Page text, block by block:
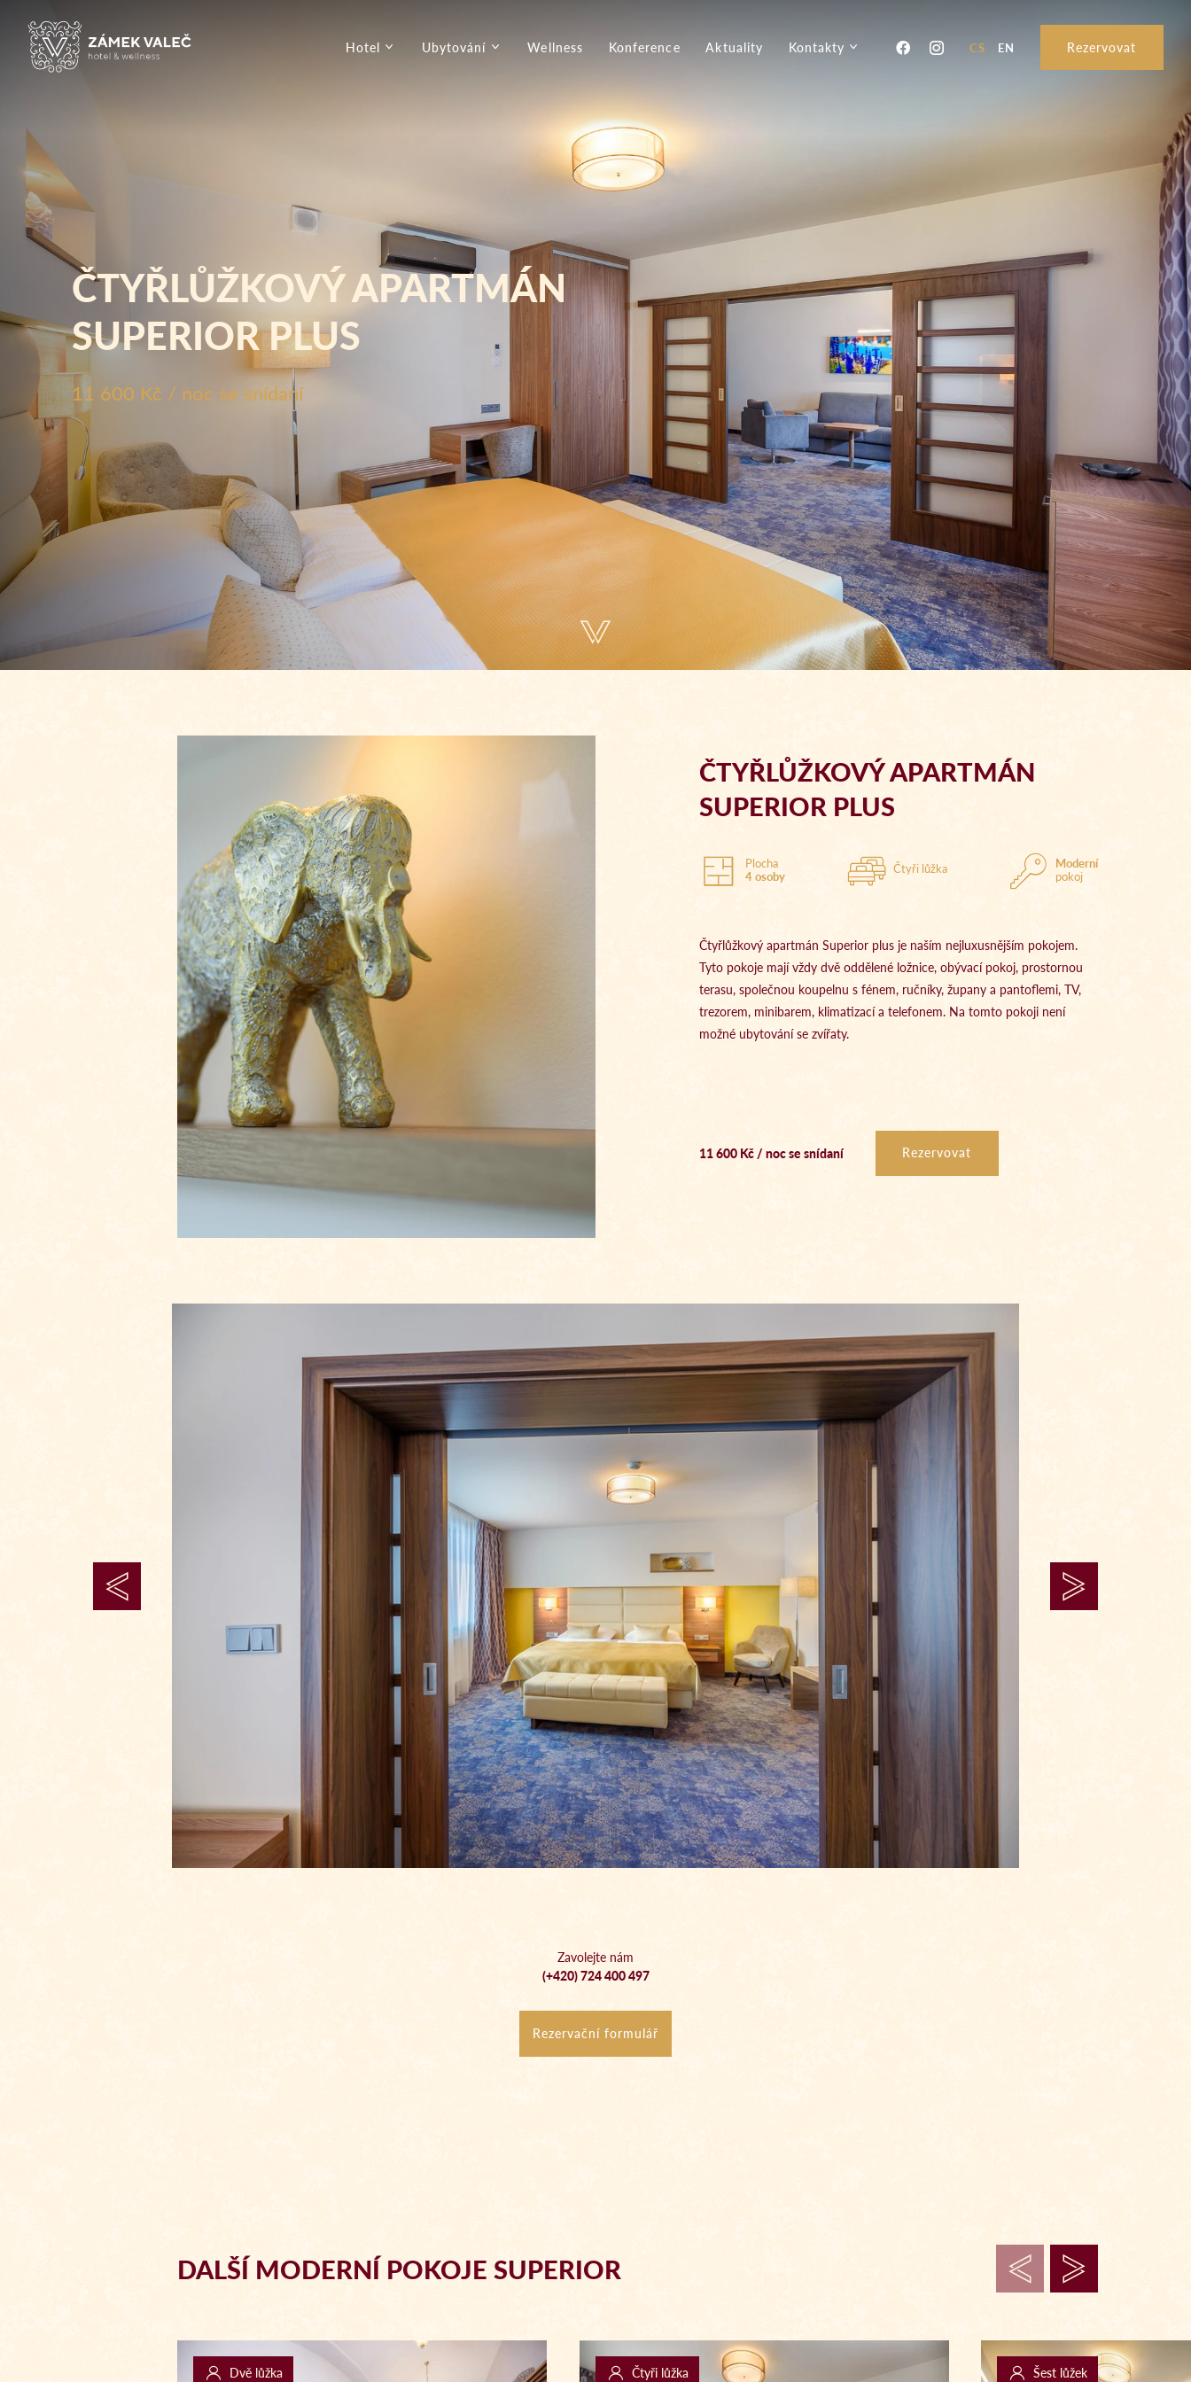
Hotel Ubytování Wellness Konference Aktuality Kontakty CS EN Rezervovat
ČTYŘLŮŽKOVÝ APARTMÁN
SUPERIOR PLUS
11 600 Kč / noc se snídaní
ČTYŘLŮŽKOVÝ APARTMÁN
SUPERIOR PLUS
Plocha
4 osoby
Čtyři lůžka
Moderní
pokoj
Čtyřlůžkový apartmán Superior plus je naším nejluxusnějším pokojem.
Tyto pokoje mají vždy dvě oddělené ložnice, obývací pokoj, prostornou
terasu, společnou koupelnu s fénem, ručníky, župany a pantoflemi, TV,
trezorem, minibarem, klimatizací a telefonem. Na tomto pokoji není
možné ubytování se zvířaty.
11 600 Kč / noc se snídaní Rezervovat
Zavolejte nám
(+420) 724 400 497
Rezervační formulář
DALŠÍ MODERNÍ POKOJE SUPERIOR
Dvě lůžka Čtyři lůžka Šest lůžek